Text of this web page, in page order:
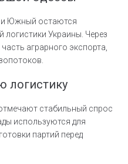
и Южный остаются
Украины. Через
аграрного экспорта,
логистику
стабильный спрос
используются для
партий перед